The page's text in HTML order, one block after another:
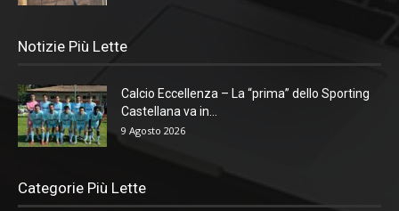
Notizie Più Lette
Calcio Eccellenza – La “prima” dello Sporting
Castellana va in...
9 Agosto 2026
Categorie Più Lette